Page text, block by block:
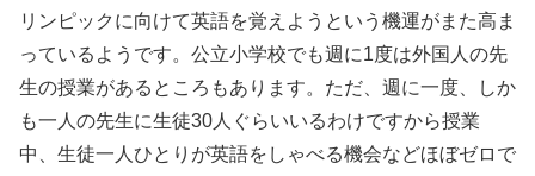
リンピックに向けて英語を覚えようという機運がまた高ま
っているようです。公立小学校でも週に1度は外国人の先
生の授業があるところもあります。ただ、週に一度、しか
も一人の先生に生徒30人ぐらいいるわけですから授業
中、生徒一人ひとりが英語をしゃべる機会などほぼゼロで